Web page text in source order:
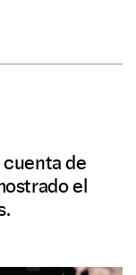
cuenta de
el